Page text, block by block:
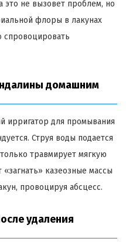
это не вызовет проблем, но
флоры в лакунах
спровоцировать
домашним
ирригатор для промывания
Струя воды подается
травмирует мягкую
казеозные массы
провоцируя абсцесс.
удаления